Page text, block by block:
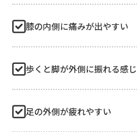
膝の内側に痛みが出やすい
歩くと脚が外側に振れる感じ
足の外側が疲れやすい